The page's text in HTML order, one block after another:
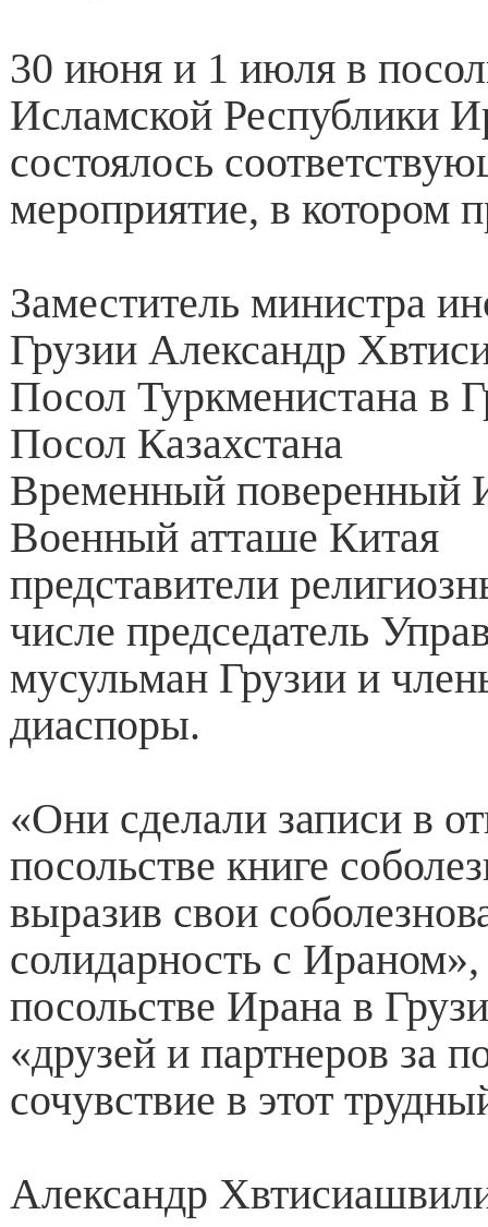
30 июня и 1 июля в
Исламской Республики
состоялось
мероприятие, в котором
Заместитель министра
Грузии Александр
Посол Туркменистана в
Посол Казахстана
Временный поверенный
Военный атташе Китая
представители
числе председатель
мусульман Грузии и
диаспоры.
«Они сделали записи в
посольстве книге
выразив свои
солидарность с
посольстве Ирана в
«друзей и партнеров за
сочувствие в этот
Александр